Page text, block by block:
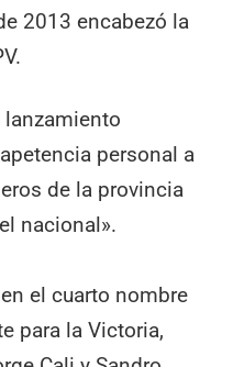
2013 encabezó la
personal a
de la provincia
nacional».
el cuarto nombre
para la Victoria,